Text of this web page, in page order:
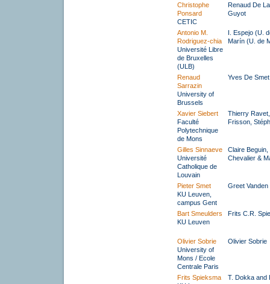
Christophe
Ponsard
CETIC
Renaud De
Guyot
Antonio M.
Rodriguez-chia
Université Libre
de Bruxelles
(ULB)
I. Espejo (U.
Marín (U. de
Renaud
Sarrazin
University of
Brussels
Yves De Smet
Xavier Siebert
Faculté
Polytechnique
de Mons
Thierry
Frisson,
Gilles Sinnaeve
Université
Catholique de
Louvain
Claire Beguin,
Chevalier &
Pieter Smet
KU Leuven,
campus Gent
Greet Vanden
Bart Smeulders
KU Leuven
Frits C.R.
Olivier Sobrie
University of
Mons / Ecole
Centrale Paris
Olivier Sobrie
Frits Spieksma
T. Dokka and